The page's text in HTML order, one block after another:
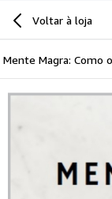
Voltar à loja